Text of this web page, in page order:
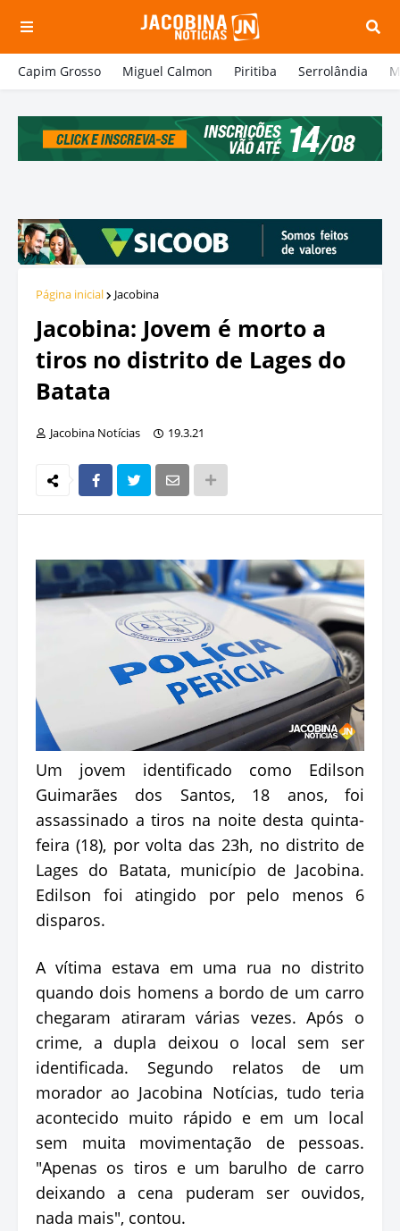
Capim Grosso Miguel Calmon Piritiba Serrolândia
Página inicial Jacobina
Jacobina: Jovem é morto a
tiros no distrito de Lages do
Batata
Jacobina Notícias 19.3.21
Um jovem identificado como Edilson
Guimarães dos Santos, 18 anos, foi
assassinado a tiros na noite desta quinta-
feira (18), por volta das 23h, no distrito de
Lages do Batata, município de Jacobina.
Edilson foi atingido por pelo menos 6
disparos.
A vítima estava em uma rua no distrito
quando dois homens a bordo de um carro
chegaram atiraram várias vezes. Após o
crime, a dupla deixou o local sem ser
identificada. Segundo relatos de um
morador ao Jacobina Notícias, tudo teria
acontecido muito rápido e em um local
sem muita movimentação de pessoas.
"Apenas os tiros e um barulho de carro
deixando a cena puderam ser ouvidos,
nada mais", contou.